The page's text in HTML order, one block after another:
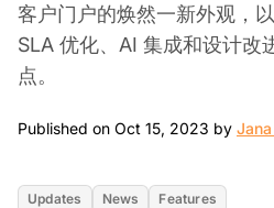
客户门户的焕然一新外观，
SLA 优化、AI 集成和设计改
点。
Published on Oct 15, 2023 by
Updates News Features